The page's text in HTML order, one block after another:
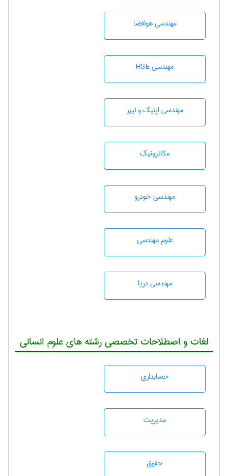
مهندسی هوافضا
مهندسی HSE
مهندسی اپتیک و لیزر
مکاترونیک
مهندسی خودرو
علوم مهندسی
مهندسی دریا
لغات و اصطلاحات تخصصی رشته های علوم انسانی
حسابداری
مديريت
حقوق